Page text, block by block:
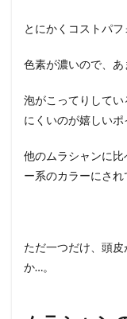
とにかくコストパフ
色素が濃いので、あ
泡がこってりして
にくいのが嬉しいポ
他のムラシャンに
ー系のカラーにされ
ただ一つだけ、頭
か…。